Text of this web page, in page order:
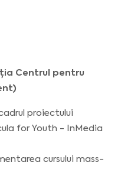
Centrul pentru
proiectului
for Youth - InMedia
cursului mass-